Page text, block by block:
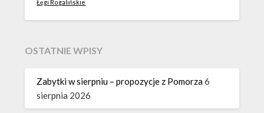
Łęgi Rogalińskie
OSTATNIE WPISY
Zabytki w sierpniu – propozycje z Pomorza6
sierpnia 2026